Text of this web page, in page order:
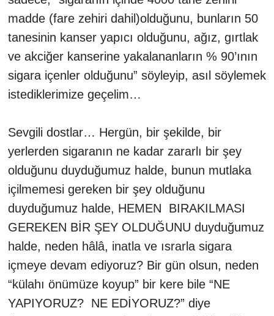
madde (fare zehiri dahil)olduğunu, bunların 50
tanesinin kanser yapıcı olduğunu, ağız, gırtlak
ve akciğer kanserine yakalananların % 90’ının
sigara içenler olduğunu” söyleyip, asıl söylemek
istediklerimize geçelim…
Sevgili dostlar… Hergün, bir şekilde, bir
yerlerden sigaranın ne kadar zararlı bir şey
olduğunu duyduğumuz halde, bunun mutlaka
içilmemesi gereken bir şey olduğunu
duyduğumuz halde, HEMEN
BIRAKILMASI
GEREKEN BİR ŞEY OLDUĞUNU duyduğumuz
halde, neden hâlâ, inatla ve ısrarla sigara
içmeye devam ediyoruz? Bir gün olsun, neden
“külahı önümüze koyup” bir kere bile “NE
YAPIYORUZ?
NE EDİYORUZ?” diye